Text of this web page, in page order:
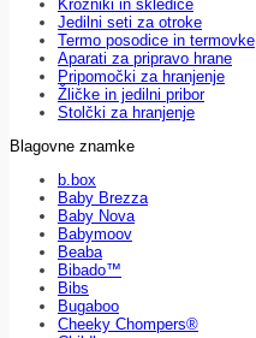
Krožniki in skledice
Jedilni seti za otroke
Termo posodice in termovke
Aparati za pripravo hrane
Pripomočki za hranjenje
Žličke in jedilni pribor
Stolčki za hranjenje
Blagovne znamke
b.box
Baby Brezza
Baby Nova
Babymoov
Beaba
Bibado™
Bibs
Bugaboo
Cheeky Chompers®